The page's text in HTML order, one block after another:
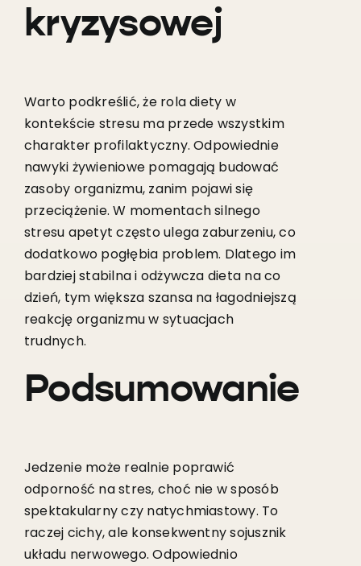
kryzysowej
Warto podkreślić, że rola diety w
kontekście stresu ma przede wszystkim
charakter profilaktyczny. Odpowiednie
nawyki żywieniowe pomagają budować
zasoby organizmu, zanim pojawi się
przeciążenie. W momentach silnego
stresu apetyt często ulega zaburzeniu, co
dodatkowo pogłębia problem. Dlatego im
bardziej stabilna i odżywcza dieta na co
dzień, tym większa szansa na łagodniejszą
reakcję organizmu w sytuacjach
trudnych.
Podsumowanie
Jedzenie może realnie poprawić
odporność na stres, choć nie w sposób
spektakularny czy natychmiastowy. To
raczej cichy, ale konsekwentny sojusznik
układu nerwowego. Odpowiednio